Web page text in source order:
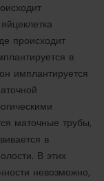
происходит
в
имплантируется
маточные трубы,
в
В этих
невозможно,